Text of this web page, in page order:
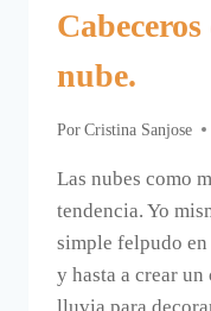
nube.
Por Cristina Sanjose
Las nubes como
tendencia. Yo
simple felpudo
y hasta a crear
lluvia para